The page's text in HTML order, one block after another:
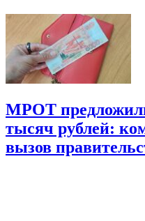
МРОТ
тысяч рублей:
вызов